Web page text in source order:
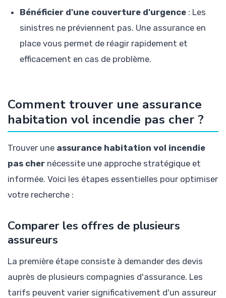
Bénéficier d'une couverture d'urgence : Les
sinistres ne préviennent pas. Une assurance en
place vous permet de réagir rapidement et
efficacement en cas de problème.
Comment trouver une assurance
habitation vol incendie pas cher ?
Trouver une assurance habitation vol incendie
pas cher nécessite une approche stratégique et
informée. Voici les étapes essentielles pour optimiser
votre recherche :
Comparer les offres de plusieurs
assureurs
La première étape consiste à demander des devis
auprès de plusieurs compagnies d'assurance. Les
tarifs peuvent varier significativement d'un assureur